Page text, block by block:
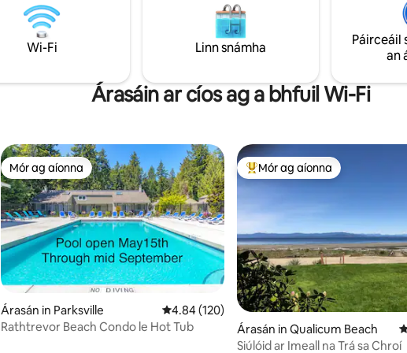
radharc ar an aigéan agus poll tine
Meaisín ☞ níocháin ar an láthair +
triomadóir Cistin ☞ lánfheistithe ☞ Urlár
Seomra Folctha Téite Wi - Fi ☞ 250 Mbps
lasmuigh. Beidh do sheomra
príobháideach féin agat le
cithfholcadán, spás suí
páirceáil saor in aisce. Tá úinéirí
níocháin/triomadóir ar fáil le
tréimhsí fanachta níos faide.
Wi-Fi Linn snámha
Páirceáil
an
Árasáin ar cíos ag a bhfuil Wi-Fi
Mór ag aíonna
Mór ag aíonna
Árasán in Parksville Meánrátáil 4.84 as 5, 120 léirmheas
4.84 (120)
Rathtrevor Beach Condo le Hot Tub
An-mhór ag aíonna
Mór ag aíonna
Árasán in Qualicum Beach
Siúlóid ar Imeall na Trá sa Chroí